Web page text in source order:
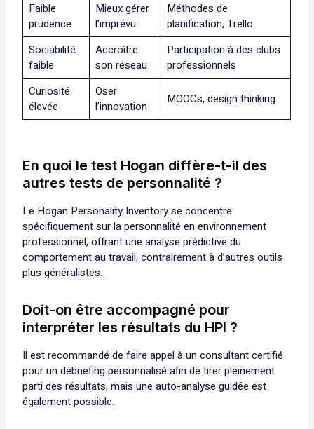
Faible
prudence
Mieux gérer
l’imprévu
Méthodes de
planification, Trello
Sociabilité
faible
Accroître
son réseau
Participation à des clubs
professionnels
Curiosité
élevée
Oser
l’innovation
MOOCs, design thinking
En quoi le test Hogan diffère-t-il des
autres tests de personnalité ?
Le Hogan Personality Inventory se concentre
spécifiquement sur la personnalité en environnement
professionnel, offrant une analyse prédictive du
comportement au travail, contrairement à d’autres outils
plus généralistes.
Doit-on être accompagné pour
interpréter les résultats du HPI ?
Il est recommandé de faire appel à un consultant certifié
pour un débriefing personnalisé afin de tirer pleinement
parti des résultats, mais une auto-analyse guidée est
également possible.